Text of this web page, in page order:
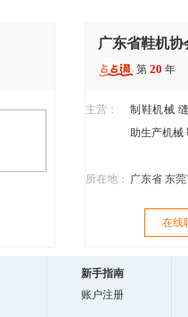
广东省鞋机协
第 20 年
主营： 制鞋机械
助生产机械
所在地： 广东省 东
在线
新手指南
账户注册